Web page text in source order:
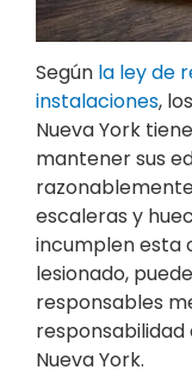
Según la ley de
instalaciones,
Nueva York
mantener sus
escaleras y
incumplen esta
lesionado,
responsables
responsabilidad
Nueva York.